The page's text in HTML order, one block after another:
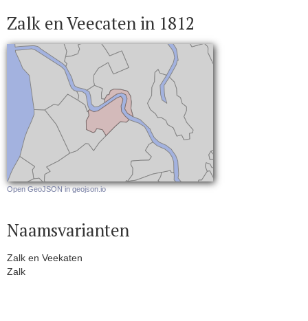
Zalk en Veecaten in 1812
Open GeoJSON in geojson.io
Naamsvarianten
Zalk en Veekaten
Zalk